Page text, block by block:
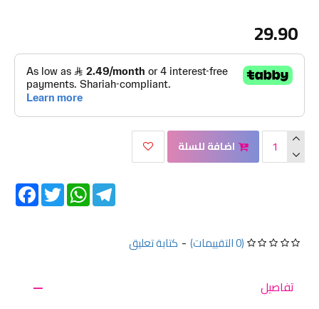
(0 التقييمات) - كتابة تعليق
29.90
اضافة للسلة
Twitter
WhatsAppTelegram
تفاصيل